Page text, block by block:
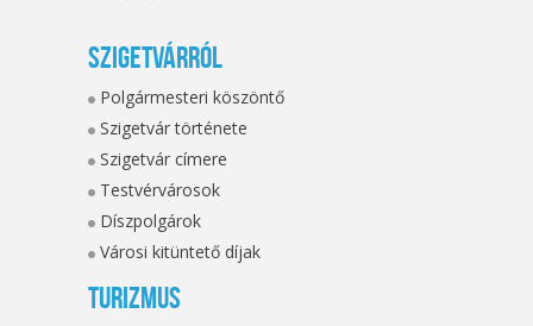
Szigetvárról
Polgármesteri köszöntő
Szigetvár története
Szigetvár címere
Testvérvárosok
Díszpolgárok
Városi kitüntető díjak
Turizmus